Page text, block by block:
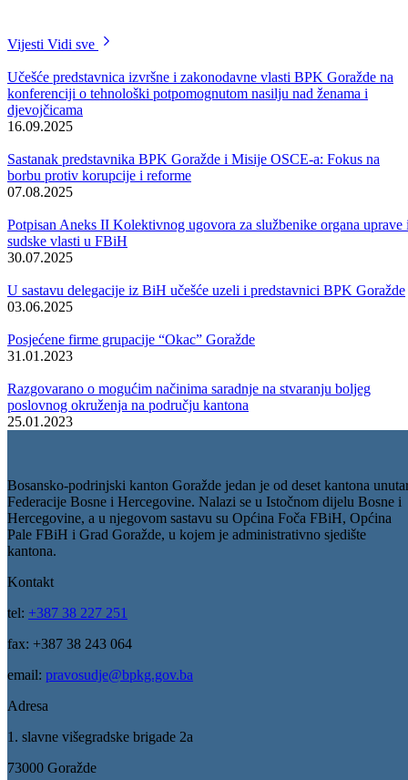
Ovom prilikom, obećana je podrška Vlade Republike Turske po
pitanju, a ono za čim su pokazali posebno interesovanje jesu
koje naš kanton provodi kada je riječ o sistemu vladavine prava, s
akcentom na reformu pravosudnih institucija.
„BPK Goražde poduzima niz aktivnosti kako bi se podigao na još
zadovoljni. Uglavnom, fokus Vlade BPK Goražde u prethodnom
periodu bio je da u saradnji sa VSTV-om , međunarodnim
institucijama i prijateljskim državama iznađe način kako bi se
unaprijedio rad pravosudnih institucija u smislu obezbjeđenja
materijalno- tehničkih sredstava “- kazala je premijerka BPK
Aida Obuća nakon sastanka održanog u zgradi Vlade BPK Goražde.
Galerija